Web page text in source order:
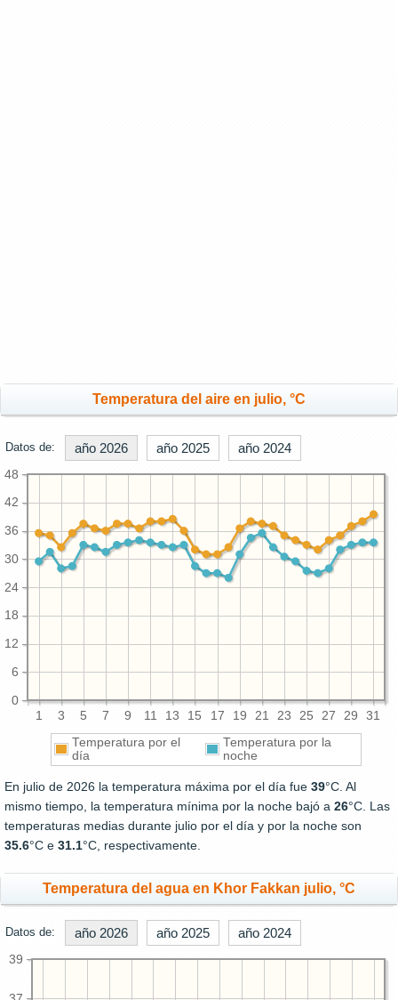
Temperatura del aire en julio, °C
Datos de: año 2026 año 2025 año 2024
1 3 5 7 9 11 13 15 17 19 21 23 25 27 29 31
0
6
12
18
24
30
36
42
48
Temperatura por el
día
Temperatura por la
noche
En julio de 2026 la temperatura máxima por el día fue 39°C. Al
mismo tiempo, la temperatura mínima por la noche bajó a 26°C. Las
temperaturas medias durante julio por el día y por la noche son
35.6°C e 31.1°C, respectivamente.
Temperatura del agua en Khor Fakkan julio, °C
Datos de: año 2026 año 2025 año 2024
39